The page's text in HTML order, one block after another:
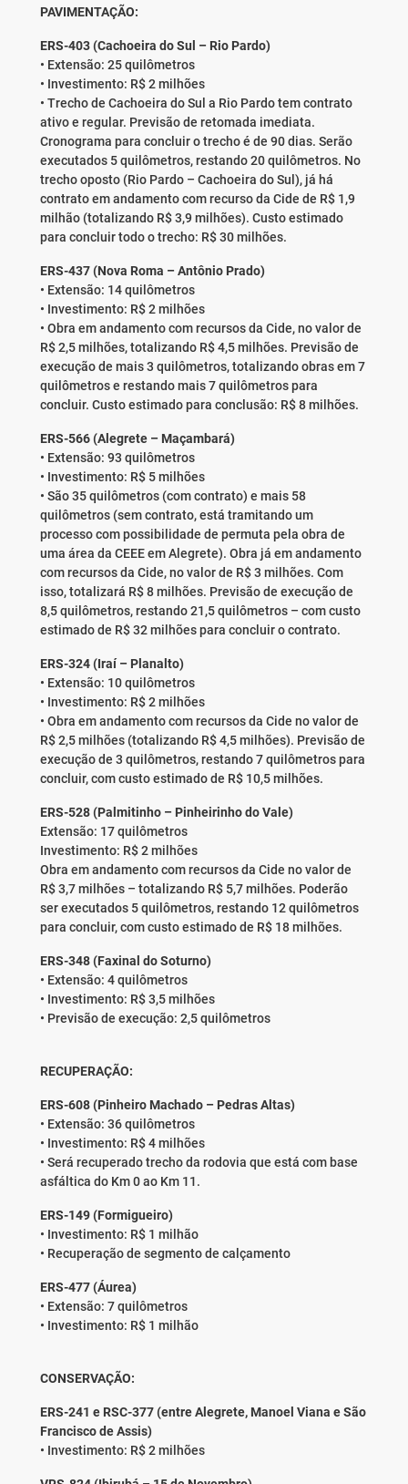
PAVIMENTAÇÃO:
ERS-403 (Cachoeira do Sul – Rio Pardo)
• Extensão: 25 quilômetros
• Investimento: R$ 2 milhões
• Trecho de Cachoeira do Sul a Rio Pardo tem contrato
ativo e regular. Previsão de retomada imediata.
Cronograma para concluir o trecho é de 90 dias. Serão
executados 5 quilômetros, restando 20 quilômetros. No
trecho oposto (Rio Pardo – Cachoeira do Sul), já há
contrato em andamento com recurso da Cide de R$ 1,9
milhão (totalizando R$ 3,9 milhões). Custo estimado
para concluir todo o trecho: R$ 30 milhões.
ERS-437 (Nova Roma – Antônio Prado)
• Extensão: 14 quilômetros
• Investimento: R$ 2 milhões
• Obra em andamento com recursos da Cide, no valor de
R$ 2,5 milhões, totalizando R$ 4,5 milhões. Previsão de
execução de mais 3 quilômetros, totalizando obras em 7
quilômetros e restando mais 7 quilômetros para
concluir. Custo estimado para conclusão: R$ 8 milhões.
ERS-566 (Alegrete – Maçambará)
• Extensão: 93 quilômetros
• Investimento: R$ 5 milhões
• São 35 quilômetros (com contrato) e mais 58
quilômetros (sem contrato, está tramitando um
processo com possibilidade de permuta pela obra de
uma área da CEEE em Alegrete). Obra já em andamento
com recursos da Cide, no valor de R$ 3 milhões. Com
isso, totalizará R$ 8 milhões. Previsão de execução de
8,5 quilômetros, restando 21,5 quilômetros – com custo
estimado de R$ 32 milhões para concluir o contrato.
ERS-324 (Iraí – Planalto)
• Extensão: 10 quilômetros
• Investimento: R$ 2 milhões
• Obra em andamento com recursos da Cide no valor de
R$ 2,5 milhões (totalizando R$ 4,5 milhões). Previsão de
execução de 3 quilômetros, restando 7 quilômetros para
concluir, com custo estimado de R$ 10,5 milhões.
ERS-528 (Palmitinho – Pinheirinho do Vale)
Extensão: 17 quilômetros
Investimento: R$ 2 milhões
Obra em andamento com recursos da Cide no valor de
R$ 3,7 milhões – totalizando R$ 5,7 milhões. Poderão
ser executados 5 quilômetros, restando 12 quilômetros
para concluir, com custo estimado de R$ 18 milhões.
ERS-348 (Faxinal do Soturno)
• Extensão: 4 quilômetros
• Investimento: R$ 3,5 milhões
• Previsão de execução: 2,5 quilômetros
RECUPERAÇÃO:
ERS-608 (Pinheiro Machado – Pedras Altas)
• Extensão: 36 quilômetros
• Investimento: R$ 4 milhões
• Será recuperado trecho da rodovia que está com base
asfáltica do Km 0 ao Km 11.
ERS-149 (Formigueiro)
• Investimento: R$ 1 milhão
• Recuperação de segmento de calçamento
ERS-477 (Áurea)
• Extensão: 7 quilômetros
• Investimento: R$ 1 milhão
CONSERVAÇÃO:
ERS-241 e RSC-377 (entre Alegrete, Manoel Viana e São
Francisco de Assis)
• Investimento: R$ 2 milhões